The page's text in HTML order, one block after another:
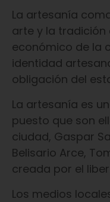
La artesanía
arte y la tradición
económico de la
identidad
obligación del
La artesanía es
puesto que son
ciudad, Gaspar
Belisario Arce,
creada por el
Los medios